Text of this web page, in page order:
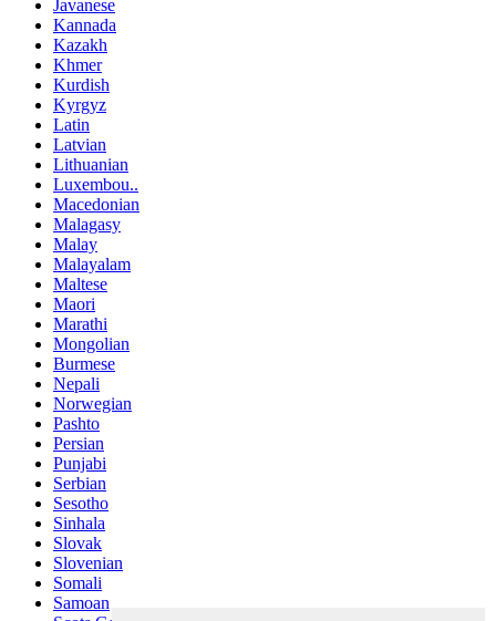
Javanese
Kannada
Kazakh
Khmer
Kurdish
Kyrgyz
Latin
Latvian
Lithuanian
Luxembou..
Macedonian
Malagasy
Malay
Malayalam
Maltese
Maori
Marathi
Mongolian
Burmese
Nepali
Norwegian
Pashto
Persian
Punjabi
Serbian
Sesotho
Sinhala
Slovak
Slovenian
Somali
Samoan